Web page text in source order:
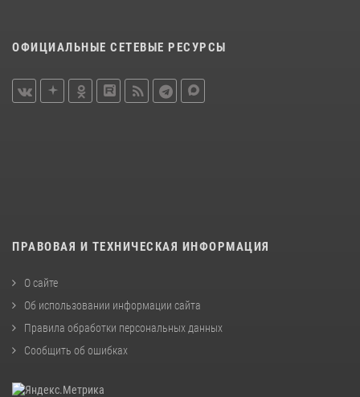
ОФИЦИАЛЬНЫЕ СЕТЕВЫЕ РЕСУРСЫ
ПРАВОВАЯ И ТЕХНИЧЕСКАЯ ИНФОРМАЦИЯ
О сайте
Об использовании информации сайта
Правила обработки персональных данных
Сообщить об ошибках